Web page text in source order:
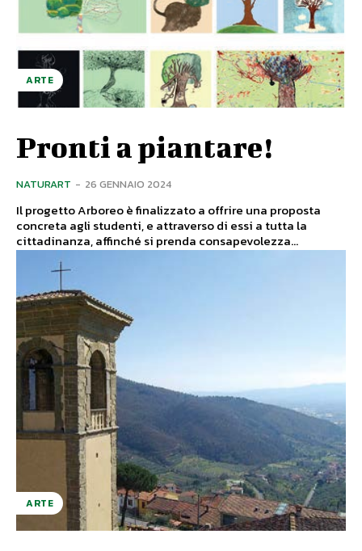
ARTE
Pronti a piantare!
NATURART - 26 GENNAIO 2024
Il progetto Arboreo è finalizzato a offrire una proposta
concreta agli studenti, e attraverso di essi a tutta la
cittadinanza, affinché si prenda consapevolezza...
ARTE